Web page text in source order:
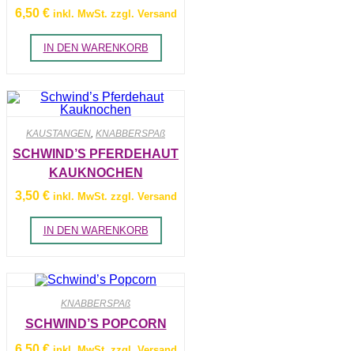
6,50 € inkl. MwSt. zzgl. Versand
IN DEN WARENKORB
KAUSTANGEN, KNABBERSPAß
SCHWIND’S PFERDEHAUT
KAUKNOCHEN
3,50 € inkl. MwSt. zzgl. Versand
IN DEN WARENKORB
KNABBERSPAß
SCHWIND’S POPCORN